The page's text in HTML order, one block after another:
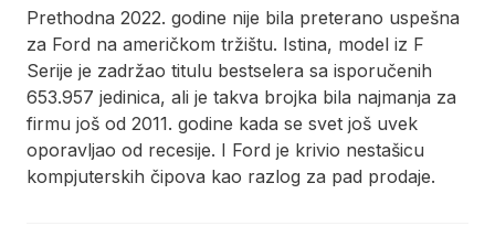
Prethodna 2022. godine nije bila preterano uspešna
za Ford na američkom tržištu. Istina, model iz F
Serije je zadržao titulu bestselera sa isporučenih
653.957 jedinica, ali je takva brojka bila najmanja za
firmu još od 2011. godine kada se svet još uvek
oporavljao od recesije. I Ford je krivio nestašicu
kompjuterskih čipova kao razlog za pad prodaje.